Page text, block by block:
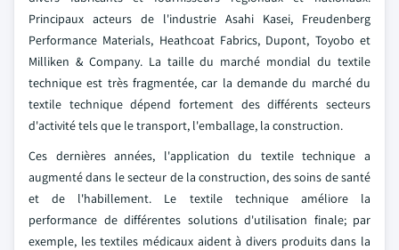
Principaux acteurs de l'industrie Asahi Kasei, Freudenberg
Performance Materials, Heathcoat Fabrics, Dupont, Toyobo et
Milliken & Company. La taille du marché mondial du textile
technique est très fragmentée, car la demande du marché du
textile technique dépend fortement des différents secteurs
d'activité tels que le transport, l'emballage, la construction.
Ces dernières années, l'application du textile technique a
augmenté dans le secteur de la construction, des soins de santé
et de l'habillement. Le textile technique améliore la
performance de différentes solutions d'utilisation finale; par
exemple, les textiles médicaux aident à divers produits dans la